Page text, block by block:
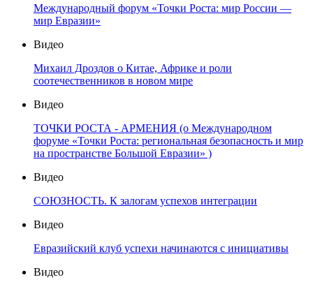
Международный форум «Точки Роста: мир России —
мир Евразии»
Видео
Михаил Дроздов о Китае, Африке и роли
соотечественников в новом мире
Видео
ТОЧКИ РОСТА - АРМЕНИЯ (о Международном
форуме «Точки Роста: региональная безопасность и мир
на пространстве Большой Евразии» )
Видео
СОЮЗНОСТЬ. К залогам успехов интеграции
Видео
Евразийский клуб успехи начинаются с инициативы
Видео